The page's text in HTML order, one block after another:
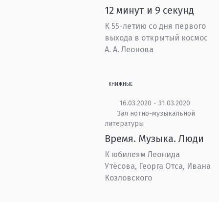
12 минут и 9 секунд
К 55-летию со дня первого
выхода в открытый космос
А. А. Леонова
КНИЖНЫЕ
16.03.2020 - 31.03.2020
Зал нотно-музыкальной
литературы
Время. Музыка. Люди
К юбилеям Леонида
Утёсова, Георга Отса, Ивана
Козловского